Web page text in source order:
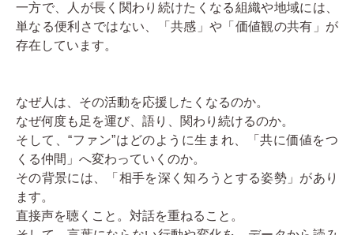
ご利用案内
よくある質問
関連リンク
一方で、人が長く関わり続けたくなる組織や地域には、
単なる便利さではない、「共感」や「価値観の共有」が
存在しています。
なぜ人は、その活動を応援したくなるのか。
なぜ何度も足を運び、語り、関わり続けるのか。
そして、“ファン”はどのように生まれ、「共に価値をつ
くる仲間」へ変わっていくのか。
その背景には、「相手を深く知ろうとする姿勢」があり
ます。
直接声を聴くこと。対話を重ねること。